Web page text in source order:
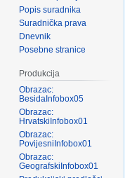
Popis suradnika
Suradnička prava
Dnevnik
Posebne stranice
Produkcija
Obrazac:
BesidaInfobox05
Obrazac:
HrvatskiInfobox01
Obrazac:
PovijesniInfobox01
Obrazac:
GeografskiInfobox01